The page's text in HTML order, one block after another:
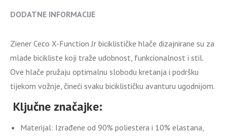
DODATNE INFORMACIJE
Ziener Ceco X-Function Jr biciklističke hlače dizajnirane su za
mlade bicikliste koji traže udobnost, funkcionalnost i stil.
Ove hlače pružaju optimalnu slobodu kretanja i podršku
tijekom vožnje, čineći svaku biciklističku avanturu ugodnijom.
Ključne značajke:
Materijal: Izrađene od 90% poliestera i 10% elastana,